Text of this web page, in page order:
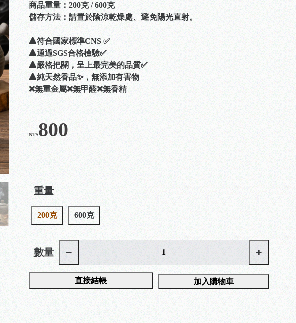
商品重量：200克 / 600克
儲存方法：請置於陰涼乾燥處、避免陽光直射。
🔺符合國家標準CNS ✅
🔺通過SGS合格檢驗✅
🔺嚴格把關，呈上最完美的品質✅
🔺純天然香品✨，無添加有害物
❌無重金屬❌無甲醛❌無香精
NT$800
重量
200克 600克
數量
直接結帳 加入購物車